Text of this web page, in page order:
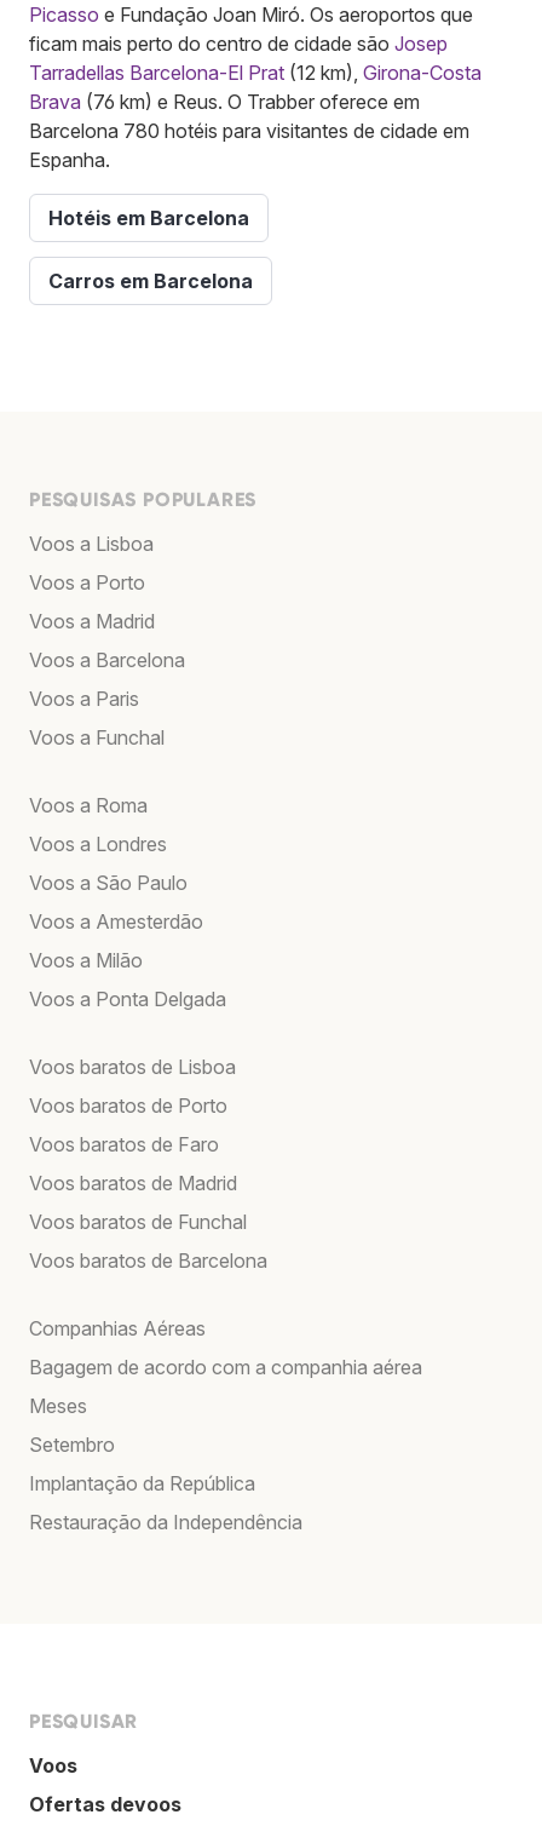
Picasso e Fundação Joan Miró. Os aeroportos que
ficam mais perto do centro de cidade são Josep
Tarradellas Barcelona-El Prat (12 km), Girona-Costa
Brava (76 km) e Reus. O Trabber oferece em
Barcelona 780 hotéis para visitantes de cidade em
Espanha.
Hotéis em Barcelona
Carros em Barcelona
PESQUISAS POPULARES
Voos a Lisboa
Voos a Porto
Voos a Madrid
Voos a Barcelona
Voos a Paris
Voos a Funchal
Voos a Roma
Voos a Londres
Voos a São Paulo
Voos a Amesterdão
Voos a Milão
Voos a Ponta Delgada
Voos baratos de Lisboa
Voos baratos de Porto
Voos baratos de Faro
Voos baratos de Madrid
Voos baratos de Funchal
Voos baratos de Barcelona
Companhias Aéreas
Bagagem de acordo com a companhia aérea
Meses
Setembro
Implantação da República
Restauração da Independência
PESQUISAR
Voos
Ofertas devoos